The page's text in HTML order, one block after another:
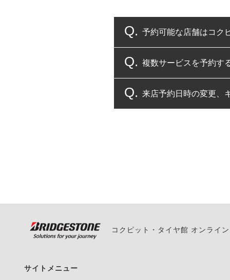
予約可能な店舗はコク
コクピット・タイヤ館
複数サービスを予約す
複数サービスのご予約
来店予約日時の変更、
また、やむを得ない
コクピット・タイヤ館 オンライ
サイトメニュー